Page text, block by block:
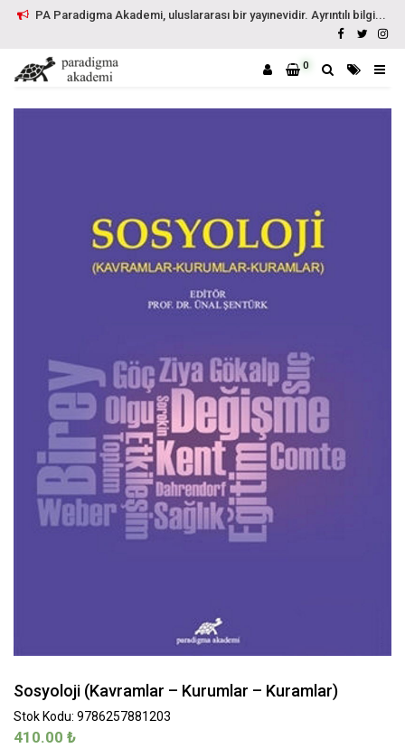
PA Paradigma Akademi, uluslararası bir yayınevidir. Ayrıntılı bilgi...
0
Sosyoloji (Kavramlar – Kurumlar – Kuramlar)
Stok Kodu: 9786257881203
410.00 ₺